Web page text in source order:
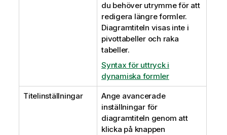
du behöver utrymme för att
redigera längre formler.
Diagramtiteln visas inte i
pivottabeller och raka
tabeller.
Syntax för uttryck i
dynamiska formler
Titelinställningar
Ange avancerade
inställningar för
diagramtiteln genom att
klicka på knappen